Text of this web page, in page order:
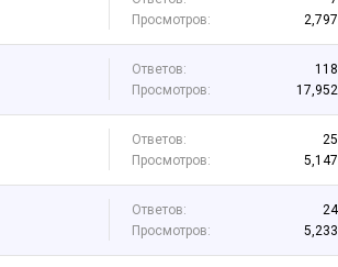
Просмотров:
2,797
Ответов:
118
Просмотров:
17,952
Ответов:
25
Просмотров:
5,147
Ответов:
24
Просмотров:
5,233